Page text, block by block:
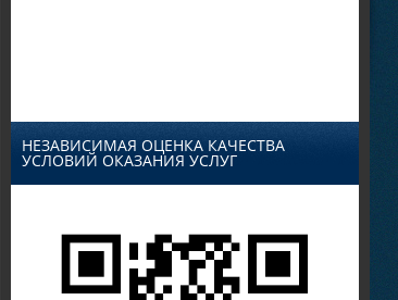
НЕЗАВИСИМАЯ ОЦЕНКА КАЧЕСТВА
УСЛОВИЙ ОКАЗАНИЯ УСЛУГ